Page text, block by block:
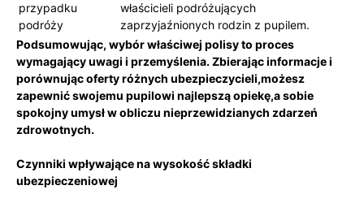
przypadku
podróży
⁢właścicieli podróżujących
‌zaprzyjaźnionych rodzin z pupilem.
Podsumowując, wybór właściwej polisy to proces
wymagający uwagi i ⁤przemyślenia. Zbierając informacje⁢ i
porównując oferty różnych ‍ubezpieczycieli,możesz
zapewnić swojemu pupilowi najlepszą opiekę,a sobie
spokojny umysł ⁤w obliczu nieprzewidzianych zdarzeń
zdrowotnych.
Czynniki wpływające na wysokość składki
ubezpieczeniowej